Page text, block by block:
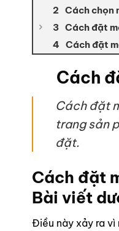
Cách chọn
Cách đặt
Cách đặt
Cách
Cách đặt
trang sản
đặt.
Cách đặt
Bài viết
Điều này xảy ra vì